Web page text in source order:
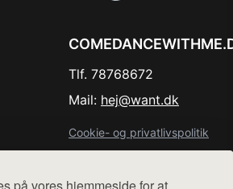
Tlf. 78768672
Mail: hej@want.dk
Cookie- og privatlivspolitik